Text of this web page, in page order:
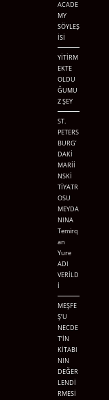
ACADE
MY
SÖYLEŞ
İSİ
YİTİRM
EKTE
OLDU
ĞUMU
Z ŞEY
ST.
PETERS
BURG’
DAKİ
MARİİ
NSKİ
TİYATR
OSU
MEYDA
NINA
Temirq
an
Yure
ADI
VERİLD
İ
MEŞFE
Ş’U
NECDE
T’İN
KİTABI
NIN
DEĞER
LENDİ
RMESİ